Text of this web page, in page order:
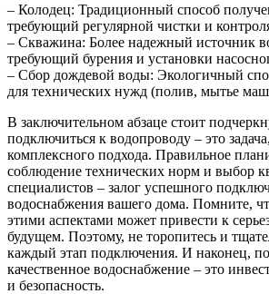
– Колодец: Традиционный способ
требующий регулярной чистки и
– Скважина: Более надежный источник
требующий бурения и установки
– Сбор дождевой воды: Экологичный
для технических нужд (полив, мытье
В заключительном абзаце стоит
подключиться к водопроводу – это
комплексного подхода. Правильное
соблюдение технических норм и выбор
специалистов – залог успешного
водоснабжения вашего дома. Помните,
этими аспектами может привести к
будущем. Поэтому, не торопитесь и
каждый этап подключения. И наконец,
качественное водоснабжение – это
и безопасность.